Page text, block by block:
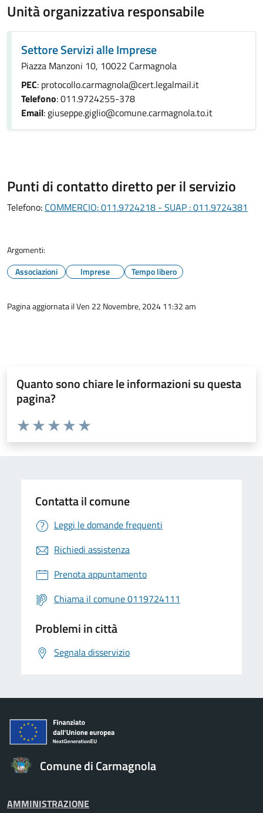
Unità organizzativa responsabile
Settore Servizi alle Imprese
Piazza Manzoni 10, 10022 Carmagnola
PEC: protocollo.carmagnola@cert.legalmail.it
Telefono: 011.9724255-378
Email: giuseppe.giglio@comune.carmagnola.to.it
Punti di contatto diretto per il servizio
Telefono: COMMERCIO: 011.9724218 - SUAP : 011.9724381
Argomenti:
Associazioni
Imprese Tempo libero
Pagina aggiornata il Ven 22 Novembre, 2024 11:32 am
Quanto sono chiare le informazioni su questa
pagina?
Valuta da 1 a 5 stelle la pagina
Valuta 5 stelle su 5
Valuta 4 stelle su 5
Valuta 3 stelle su 5
Valuta 2 stelle su 5
Valuta 1 stelle su 5
Contatta il comune
Leggi le domande frequenti
Richiedi assistenza
Prenota appuntamento
Chiama il comune 0119724111
Problemi in città
Segnala disservizio
Comune di Carmagnola
AMMINISTRAZIONE